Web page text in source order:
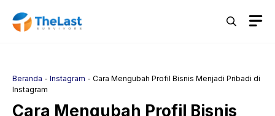
Beranda - Instagram - Cara Mengubah Profil Bisnis Menjadi Pribadi di
Instagram
Cara Mengubah Profil Bisnis